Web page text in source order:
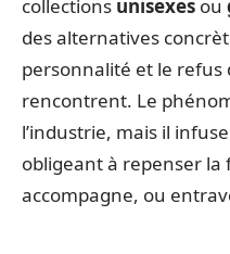
collections unisexes ou
des alternatives
personnalité et le refus
rencontrent. Le
l’industrie, mais il
obligeant à repenser la
accompagne, ou